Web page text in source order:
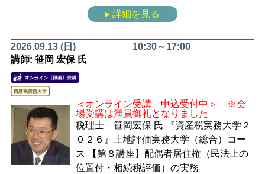
▸ 詳細を見る
2026.09.13 (日)
10:30～17:00
講師: 笹岡 宏保 氏
＜オンライン受講 申込受付中＞ ※会
場受講は満員御礼となりました
税理士 笹岡宏保 氏 『資産税実務大学２
０２６』土地評価実務大学（総合）コー
ス 【第８講座】配偶者居住権（民法上の
位置付・相続税評価）の実務